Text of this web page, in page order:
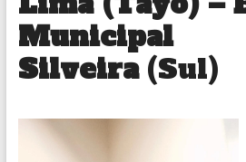
Municipal
Silveira(Sul)